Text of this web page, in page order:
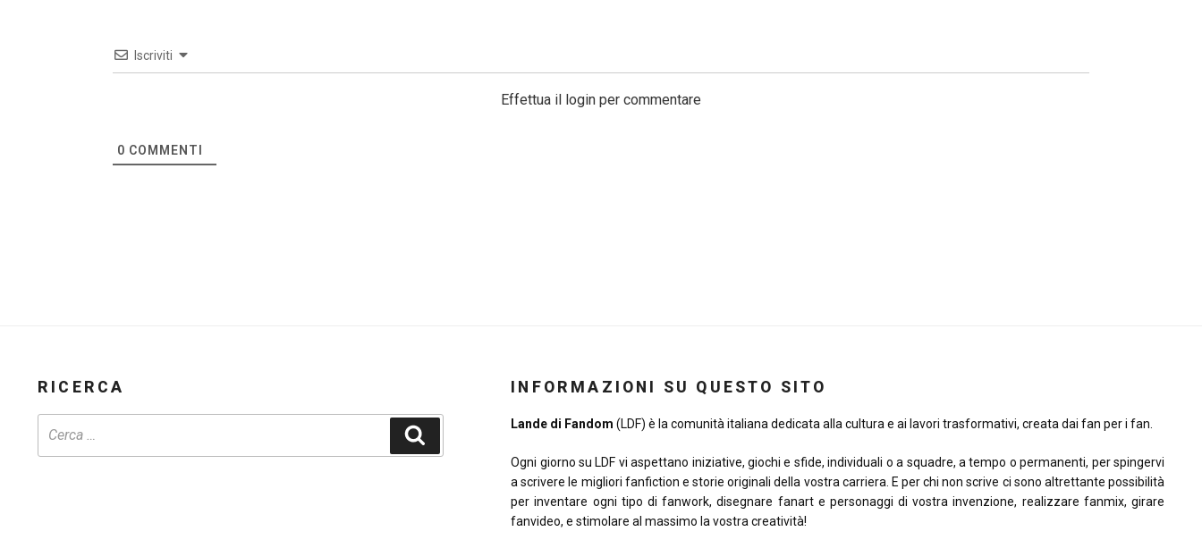
Iscriviti
Effettua il login per commentare
0 COMMENTI
RICERCA INFORMAZIONI SU QUESTO SITO
Lande di Fandom (LDF) è la comunità italiana dedicata alla cultura e ai lavori trasformativi, creata dai fan per i fan.
Ogni giorno su LDF vi aspettano iniziative, giochi e sfide, individuali o a squadre, a tempo o permanenti, per spingervi
a scrivere le migliori fanfiction e storie originali della vostra carriera. E per chi non scrive ci sono altrettante possibilità
per inventare ogni tipo di fanwork, disegnare fanart e personaggi di vostra invenzione, realizzare fanmix, girare
fanvideo, e stimolare al massimo la vostra creatività!